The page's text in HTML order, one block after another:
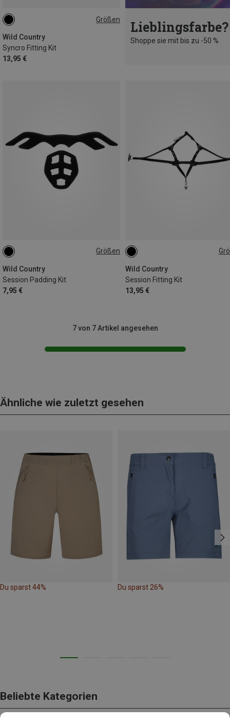
Größen
Wild Country
Syncro Fitting Kit
13,95 €
ONE SIZE Lieblingsfarbe?
Shoppe sie mit bis zu -50 %
Größen
Wild Country
Session Padding Kit
7,95 €
52-58CM
Wild Country
Session Fitting Kit
13,95 €
52-58CM
7 von 7 Artikel angesehen
Ähnliche wie zuletzt gesehen
Du sparst 44% Du sparst 26%
Beliebte Kategorien